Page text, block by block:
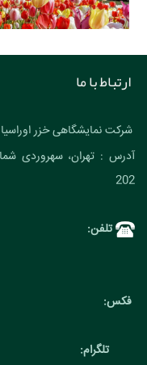
ارتباط با ما
شرکت نمایشگاهی خزر اوراسیا
202
تلفن:
فکس:
تلگرام: